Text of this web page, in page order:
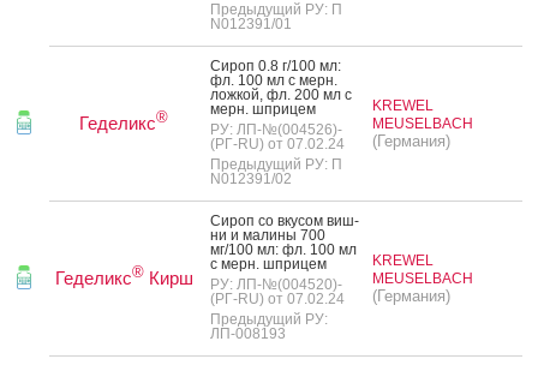
Предыдущий РУ: П
N012391/01
Геделикс®
Си­роп 0.8 г/100 мл:
фл. 100 мл с мерн.
лож­кой, фл. 200 мл с
мерн. шпри­цем
РУ: ЛП-№(004526)-
(РГ-RU) от 07.02.24
Предыдущий РУ: П
N012391/02
KREWEL
MEUSELBACH
(Германия)
Геделикс®Кирш
Си­роп со вку­сом виш­
ни и ма­лины 700
мг/100 мл: фл. 100 мл
с мерн. шпри­цем
РУ: ЛП-№(004520)-
(РГ-RU) от 07.02.24
Предыдущий РУ:
ЛП-008193
KREWEL
MEUSELBACH
(Германия)